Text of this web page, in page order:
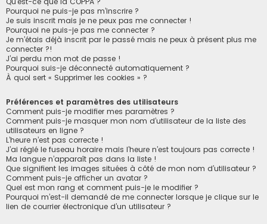
Pourquoi ne puis-je pas m’inscrire ?
Je suis inscrit mais je ne peux pas me connecter !
Pourquoi ne puis-je pas me connecter ?
Je m’étais déjà inscrit par le passé mais ne peux à présent plus me
connecter ?!
J’ai perdu mon mot de passe !
Pourquoi suis-je déconnecté automatiquement ?
À quoi sert « Supprimer les cookies » ?
Préférences et paramètres des utilisateurs
Comment puis-je modifier mes paramètres ?
Comment puis-je masquer mon nom d’utilisateur de la liste des
utilisateurs en ligne ?
L’heure n’est pas correcte !
J’ai réglé le fuseau horaire mais l’heure n’est toujours pas correcte !
Ma langue n’apparaît pas dans la liste !
Que signifient les images situées à côté de mon nom d’utilisateur ?
Comment puis-je afficher un avatar ?
Quel est mon rang et comment puis-je le modifier ?
Pourquoi m’est-il demandé de me connecter lorsque je clique sur le
lien de courrier électronique d’un utilisateur ?